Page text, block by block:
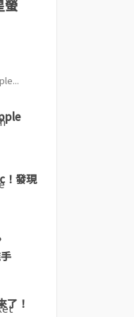
螢
！發現
了！